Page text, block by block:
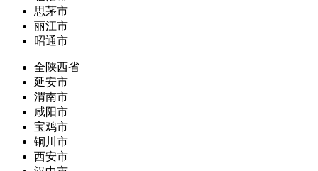
思茅市
丽江市
昭通市
全陕西省
延安市
渭南市
咸阳市
宝鸡市
铜川市
西安市